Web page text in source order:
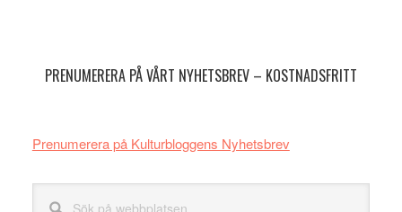
PRENUMERERA PÅ VÅRT NYHETSBREV – KOSTNADSFRITT
Prenumerera på Kulturbloggens Nyhetsbrev